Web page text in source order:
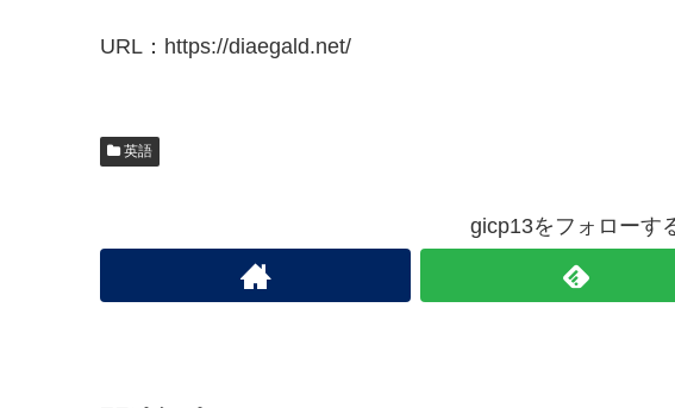
URL：https://diaegald.net/
英語
gicp13をフォローす